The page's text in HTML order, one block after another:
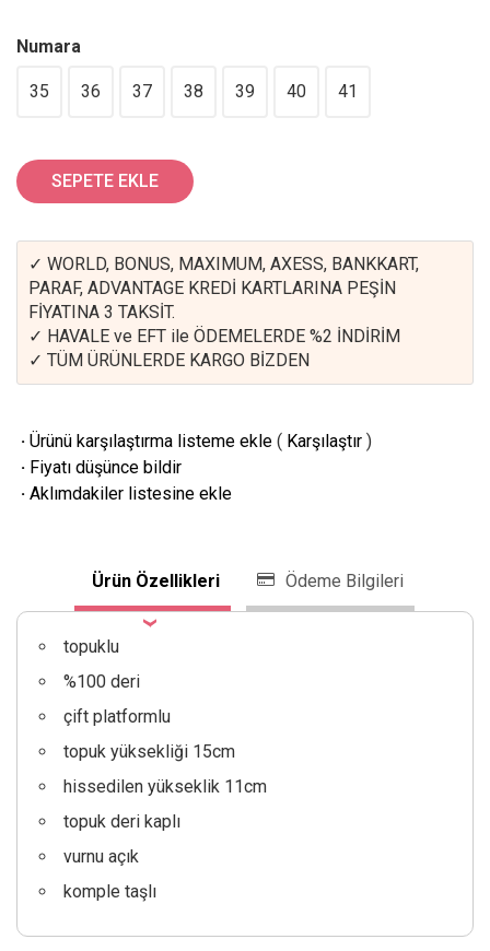
Numara
35 36 37 38 39 40 41
SEPETE EKLE
✓ WORLD, BONUS, MAXIMUM, AXESS, BANKKART,
PARAF, ADVANTAGE KREDİ KARTLARINA PEŞİN
FİYATINA 3 TAKSİT.
✓ HAVALE ve EFT ile ÖDEMELERDE %2 İNDİRİM
✓ TÜM ÜRÜNLERDE KARGO BİZDEN
· Ürünü karşılaştırma listeme ekle( Karşılaştır)
· Fiyatı düşünce bildir
· Aklımdakiler listesine ekle
Ürün Özellikleri Ödeme Bilgileri
topuklu
%100 deri
çift platformlu
topuk yüksekliği 15cm
hissedilen yükseklik 11cm
topuk deri kaplı
vurnu açık
komple taşlı